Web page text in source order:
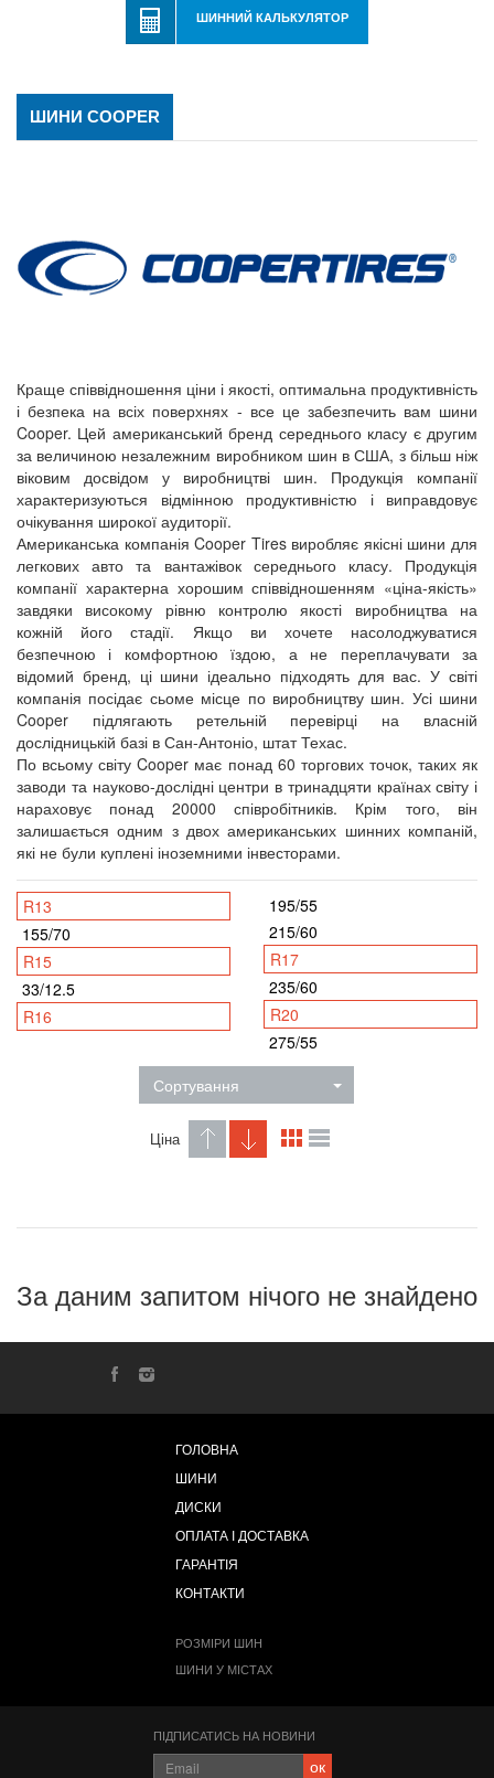
ШИННИЙ КАЛЬКУЛЯТОР
ШИНИ COOPER
Краще співвідношення ціни і якості, оптимальна продуктивність
і безпека на всіх поверхнях - все це забезпечить вам шини
Cooper. Цей американський бренд середнього класу є другим
за величиною незалежним виробником шин в США, з більш ніж
віковим досвідом у виробництві шин. Продукція компанії
характеризуються відмінною продуктивністю і виправдовує
очікування широкої аудиторії.
Американська компанія Cooper Tires виробляє якісні шини для
легкових авто та вантажівок середнього класу. Продукція
компанії характерна хорошим співвідношенням «ціна-якість»
завдяки високому рівню контролю якості виробництва на
кожній його стадії. Якщо ви хочете насолоджуватися
безпечною і комфортною їздою, а не переплачувати за
відомий бренд, ці шини ідеально підходять для вас. У світі
компанія посідає сьоме місце по виробництву шин. Усі шини
Cooper підлягають ретельній перевірці на власній
дослідницькій базі в Сан-Антоніо, штат Техас.
По всьому світу Cooper має понад 60 торгових точок, таких як
заводи та науково-дослідні центри в тринадцяти країнах світу і
нараховує понад 20000 співробітників. Крім того, він
залишається одним з двох американських шинних компаній,
які не були куплені іноземними інвесторами.
R13
155/70
R15
33/12.5
R16
195/55
215/60
R17
235/60
R20
275/55
Сортування
Ціна
За даним запитом нічого не знайдено
ГОЛОВНА
ШИНИ
ДИСКИ
ОПЛАТА І ДОСТАВКА
ГАРАНТІЯ
КОНТАКТИ
РОЗМІРИ ШИН
ШИНИ У МІСТАХ
ПІДПИСАТИСЬ НА НОВИНИ
ок